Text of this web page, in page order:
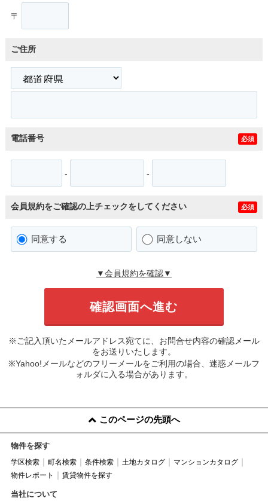
〒
ご住所
電話番号 必須
- -
会員規約をご確認の上チェックをしてください 必須
同意する 同意しない
▼会員規約を確認▼
※ご記入頂いたメールアドレス宛てに、お問合せ内容の確認メール
をお送りいたします。
※Yahoo!メールなどのフリーメールをご利用の場合、迷惑メールフ
ォルダに入る場合があります。
このページの先頭へ
物件を探す
学区検索 町名検索 条件検索 土地カタログ
マンションカタログ
物件レポート
賃貸物件を探す
当社について